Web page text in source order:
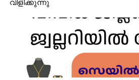
വിളിക്കുന്നു